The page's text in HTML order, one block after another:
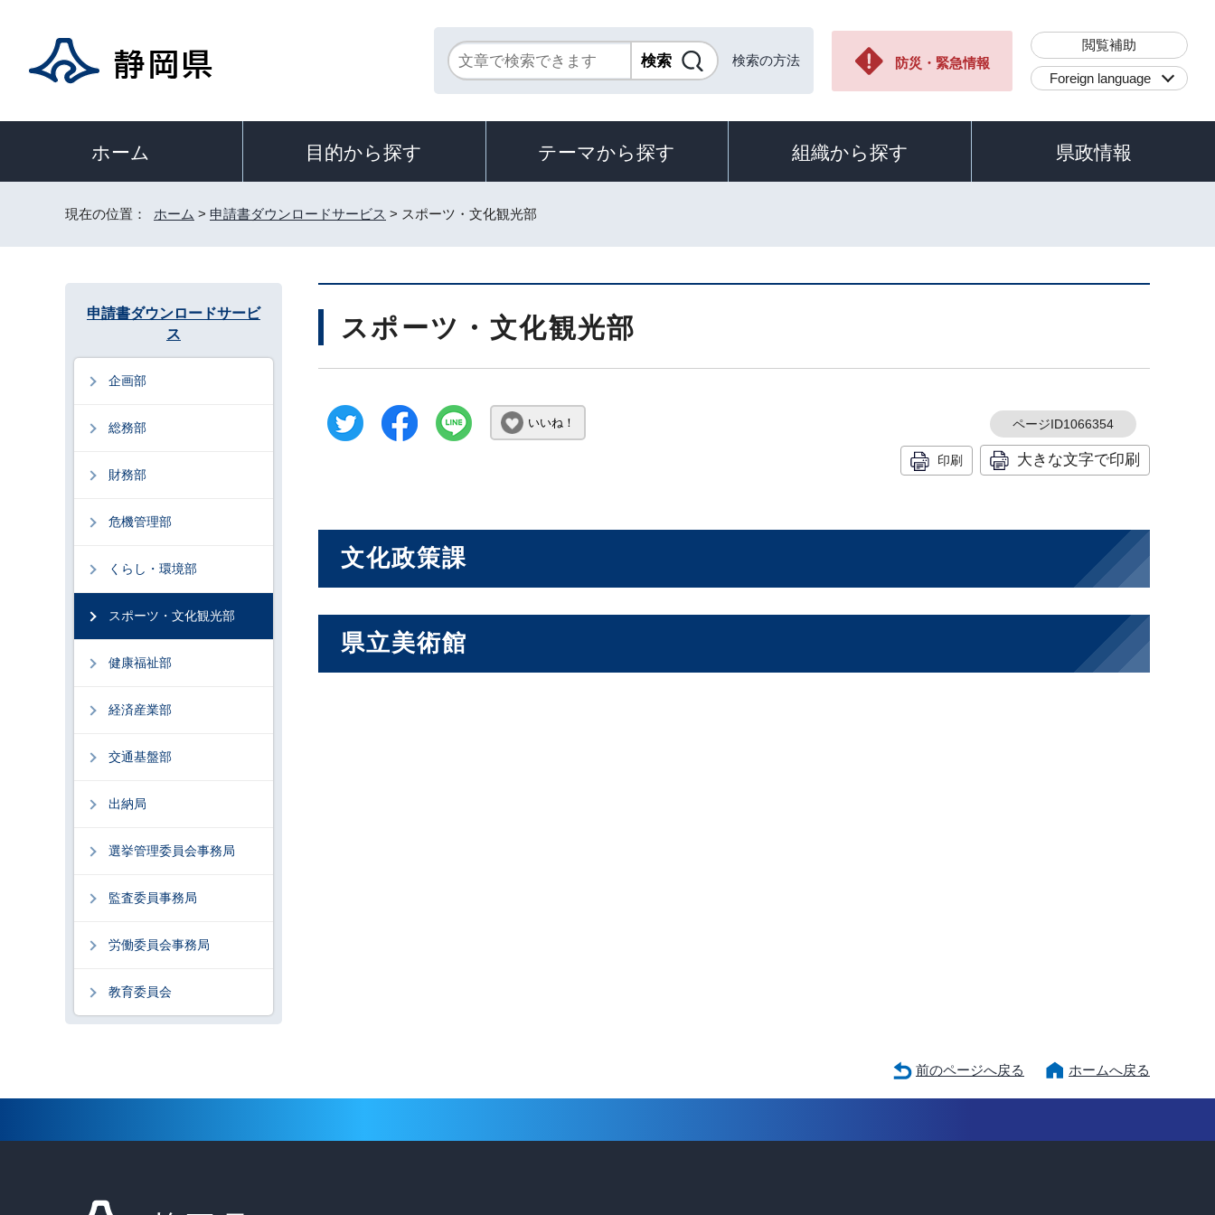
検索の方法 防災・緊急情報
閲覧補助
Foreign language
ホーム 目的から探す テーマから探す 組織から探す 県政情報
現在の位置： ホーム > 申請書ダウンロードサービス > スポーツ・文化観光部
スポーツ・文化観光部
いいね！ ページID1066354
印刷 大きな文字で印刷
文化政策課
県立美術館
申請書ダウンロードサービ
ス
企画部
総務部
財務部
危機管理部
くらし・環境部
スポーツ・文化観光部
健康福祉部
経済産業部
交通基盤部
出納局
選挙管理委員会事務局
監査委員事務局
労働委員会事務局
教育委員会
前のページへ戻る ホームへ戻る